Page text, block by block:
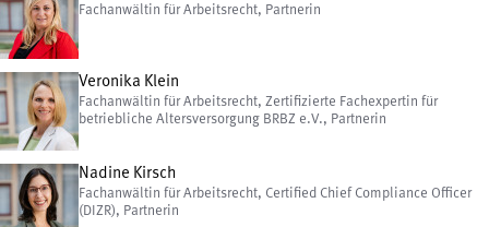
Fachanwältin für Arbeitsrecht, Partnerin
Veronika Klein
Fachanwältin für Arbeitsrecht, Zertifizierte Fachexpertin für
betriebliche Altersversorgung BRBZ e.V., Partnerin
Nadine Kirsch
Fachanwältin für Arbeitsrecht, Certified Chief Compliance Officer
(DIZR), Partnerin